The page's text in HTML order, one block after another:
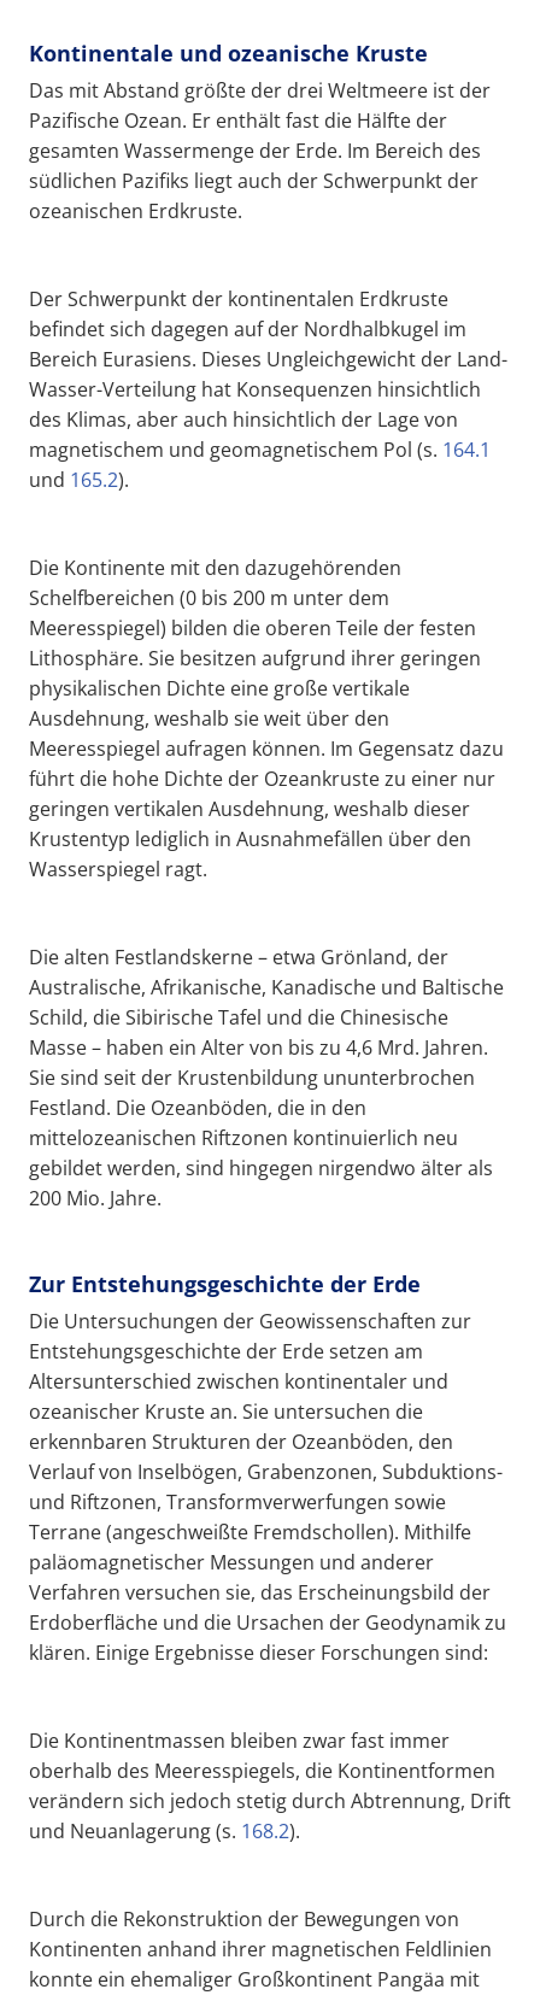
Kontinentale und ozeanische Kruste
Das mit Abstand größte der drei Weltmeere ist der
Pazifische Ozean. Er enthält fast die Hälfte der
gesamten Wassermenge der Erde. Im Bereich des
südlichen Pazifiks liegt auch der Schwerpunkt der
ozeanischen Erdkruste.
Der Schwerpunkt der kontinentalen Erdkruste
befindet sich dagegen auf der Nordhalbkugel im
Bereich Eurasiens. Dieses Ungleichgewicht der Land-
Wasser-Verteilung hat Konsequenzen hinsichtlich
des Klimas, aber auch hinsichtlich der Lage von
magnetischem und geomagnetischem Pol (s. 164.1
und 165.2).
Die Kontinente mit den dazugehörenden
Schelfbereichen (0 bis 200 m unter dem
Meeresspiegel) bilden die oberen Teile der festen
Lithosphäre. Sie besitzen aufgrund ihrer geringen
physikalischen Dichte eine große vertikale
Ausdehnung, weshalb sie weit über den
Meeresspiegel aufragen können. Im Gegensatz dazu
führt die hohe Dichte der Ozeankruste zu einer nur
geringen vertikalen Ausdehnung, weshalb dieser
Krustentyp lediglich in Ausnahmefällen über den
Wasserspiegel ragt.
Die alten Festlandskerne – etwa Grönland, der
Australische, Afrikanische, Kanadische und Baltische
Schild, die Sibirische Tafel und die Chinesische
Masse – haben ein Alter von bis zu 4,6 Mrd. Jahren.
Sie sind seit der Krustenbildung ununterbrochen
Festland. Die Ozeanböden, die in den
mittelozeanischen Riftzonen kontinuierlich neu
gebildet werden, sind hingegen nirgendwo älter als
200 Mio. Jahre.
Zur Entstehungsgeschichte der Erde
Die Untersuchungen der Geowissenschaften zur
Entstehungsgeschichte der Erde setzen am
Altersunterschied zwischen kontinentaler und
ozeanischer Kruste an. Sie untersuchen die
erkennbaren Strukturen der Ozeanböden, den
Verlauf von Inselbögen, Grabenzonen, Subduktions-
und Riftzonen, Transformverwerfungen sowie
Terrane (angeschweißte Fremdschollen). Mithilfe
paläomagnetischer Messungen und anderer
Verfahren versuchen sie, das Erscheinungsbild der
Erdoberfläche und die Ursachen der Geodynamik zu
klären. Einige Ergebnisse dieser Forschungen sind:
Die Kontinentmassen bleiben zwar fast immer
oberhalb des Meeresspiegels, die Kontinentformen
verändern sich jedoch stetig durch Abtrennung, Drift
und Neuanlagerung (s. 168.2).
Durch die Rekonstruktion der Bewegungen von
Kontinenten anhand ihrer magnetischen Feldlinien
konnte ein ehemaliger Großkontinent Pangäa mit